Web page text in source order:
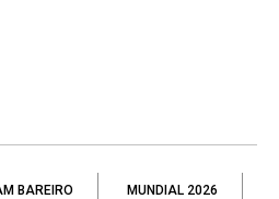
BAREIRO MUNDIAL 2026